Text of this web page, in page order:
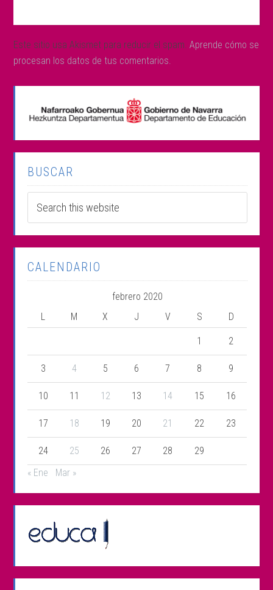
Este sitio usa Akismet para reducir el spam.Aprende cómo se
procesan los datos de tus comentarios.
BUSCAR
CALENDARIO
febrero 2020
L
M X J V S D
1 2
3 4 5 6 7 8 9
10 11 12 13 14 15 16
17 18 19 20 21 22 23
24 25 26 27 28
29
« Ene
Mar »